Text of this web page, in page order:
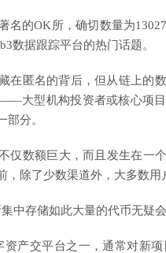
名的OK所，确切数量为
数据跟踪平台的热门话题。
在匿名的背后，但从链上的
大型机构投资者或核心项
部分。
仅数额巨大，而且发生在一
除了少数渠道外，大多数用
中存储如此大量的代币无疑
资产交平台之一，通常对新